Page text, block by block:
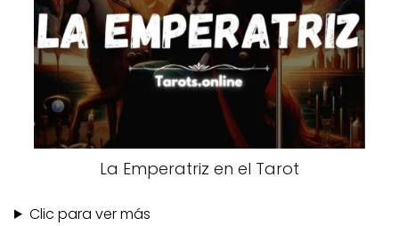
La Emperatriz en el Tarot
Clic para ver más